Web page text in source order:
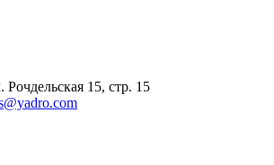
Рочдельская 15, стр. 15